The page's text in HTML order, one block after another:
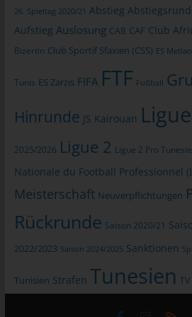
26. Spieltag 2020/21 Abstieg
Aufstieg Auslosung CAB CAF Club
Bizertin Club Sportif Sfaxien (CSS) ES
Tunis ES Zarzis FIFA FTF Fußball
Hinrunde JS Kairouan
2025/2026 Ligue 2 Ligue 2 Pro
Nationale du Football Professionnel
Meisterschaft Neuverpflichtungen
Rückrunde Saison 2020/21
2022/2023 Saison 2024/2025 Sanktionen
Tunisien Strafen Tunesien TV
allgemeinen Daten und Informationen
des Servers gespeichert. Erfasst
verwendeten Browsertypen und
zugreifenden System verwendete
Internetseite, von welcher ein
Internetseite gelangt (sogenannte
unserer Internetseite angesteuert
Protokoll-Adresse (IP-Adresse), (7)
Provider des zugreifenden Systems
Daten und Informationen, die der
Angriffen auf unsere
ziehen wird keine Rückschlüsse auf
Diese Informationen werden vielmehr
Inhalte unserer Internetseite korrekt
unserer Internetseite sowie die
optimieren, (3) die dauerhafte